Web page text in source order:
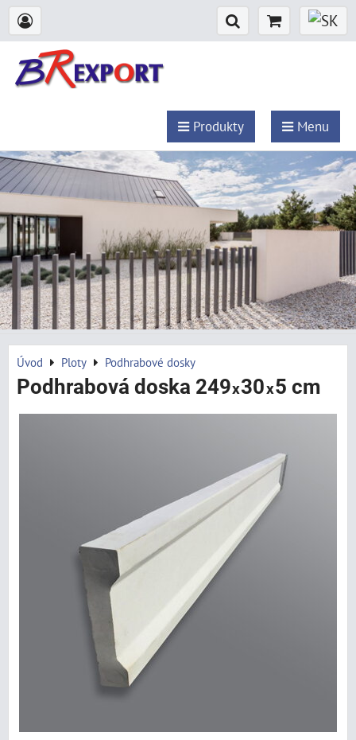
Produkty Menu
Úvod Ploty Podhrabové dosky
Podhrabová doska 249x30x5 cm